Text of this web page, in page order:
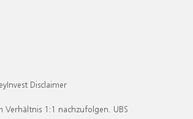
Disclaimer
1:1 nachzufolgen. UBS